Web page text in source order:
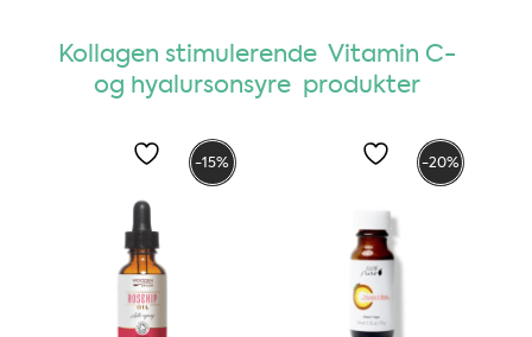
Kollagen stimulerende Vitamin C-
og hyalursonsyre produkter
-15% -20%